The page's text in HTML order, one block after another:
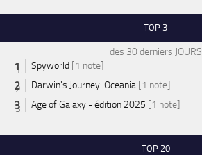
TOP 3
des 30 derniers JOURS
Spyworld [1 note]
Darwin's Journey: Oceania [1 note]
Age of Galaxy - édition 2025 [1 note]
TOP 20